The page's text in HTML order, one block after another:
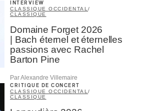
INTERVIEW
CLASSIQUE OCCIDENTAL /
CLASSIQUE
Domaine Forget 2026
| Bach éternel et éternelles
passions avec Rachel
Barton Pine
Par Alexandre Villemaire
CRITIQUE DE CONCERT
CLASSIQUE OCCIDENTAL/
CLASSIQUE